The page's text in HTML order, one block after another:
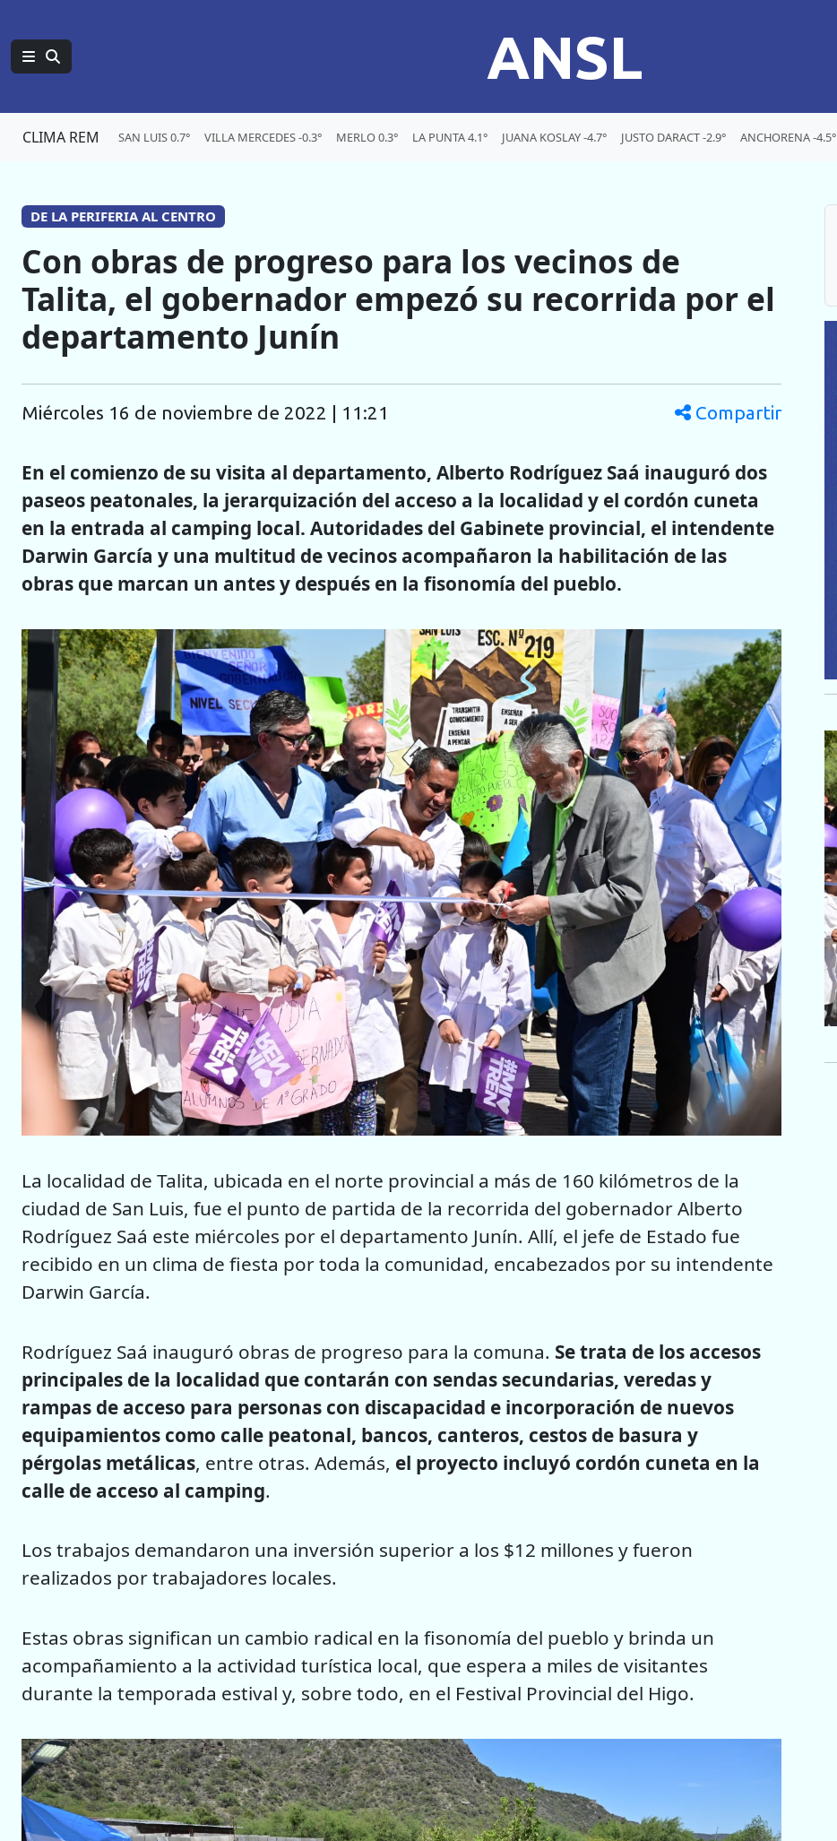
ANSL
CLIMA REM SAN LUIS 0.7° VILLA MERCEDES -0.3° MERLO 0.3° LA PUNTA 4.1° JUANA KOSLAY -4.7° JUSTO DARACT -2.9° ANCHORENA -4.5°
DE LA PERIFERIA AL CENTRO
Con obras de progreso para los vecinos de
Talita, el gobernador empezó su recorrida por el
departamento Junín
miércoles 16 de noviembre de 2022 | 11:21 Compartir
En el comienzo de su visita al departamento, Alberto Rodríguez Saá inauguró dos
paseos peatonales, la jerarquización del acceso a la localidad y el cordón cuneta
en la entrada al camping local. Autoridades del Gabinete provincial, el intendente
Darwin García y una multitud de vecinos acompañaron la habilitación de las
obras que marcan un antes y después en la fisonomía del pueblo.
La localidad de Talita, ubicada en el norte provincial a más de 160 kilómetros de la
ciudad de San Luis, fue el punto de partida de la recorrida del gobernador Alberto
Rodríguez Saá este miércoles por el departamento Junín. Allí, el jefe de Estado fue
recibido en un clima de fiesta por toda la comunidad, encabezados por su intendente
Darwin García.
Rodríguez Saá inauguró obras de progreso para la comuna. Se trata de los accesos
principales de la localidad que contarán con sendas secundarias, veredas y
rampas de acceso para personas con discapacidad e incorporación de nuevos
equipamientos como calle peatonal, bancos, canteros, cestos de basura y
pérgolas metálicas, entre otras. Además, el proyecto incluyó cordón cuneta en la
calle de acceso al camping.
Los trabajos demandaron una inversión superior a los $12 millones y fueron
realizados por trabajadores locales.
Estas obras significan un cambio radical en la fisonomía del pueblo y brinda un
acompañamiento a la actividad turística local, que espera a miles de visitantes
durante la temporada estival y, sobre todo, en el Festival Provincial del Higo.